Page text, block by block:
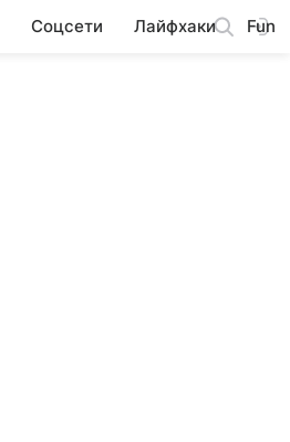
Соцсети Лайфхаки Fun